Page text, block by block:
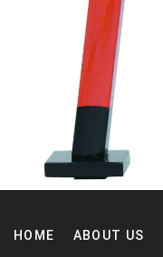
HOME ABOUT US